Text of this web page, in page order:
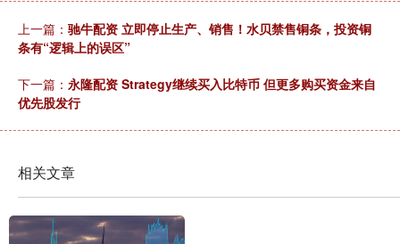
上一篇： 驰牛配资 立即停止生产、销售！水贝禁售铜条，投资铜
条有“逻辑上的误区”
下一篇： 永隆配资 Strategy继续买入比特币 但更多购买资金来自
优先股发行
相关文章